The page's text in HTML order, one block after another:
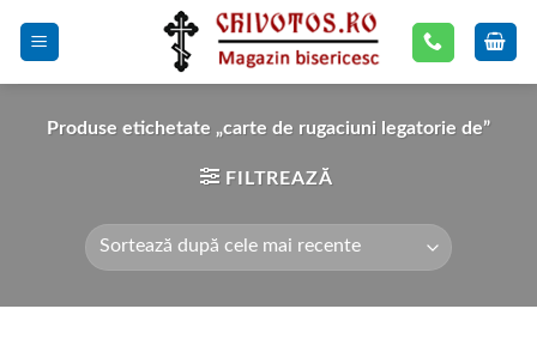
Produse etichetate „carte de rugaciuni legatorie de”
FILTREAZĂ